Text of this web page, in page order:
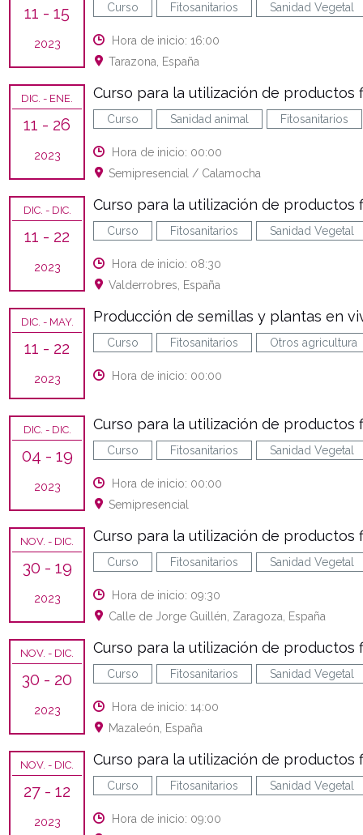
11 - 15
2023
Curso Fitosanitarios Sanidad Vegetal
Hora de inicio: 16:00
Tarazona, España
DIC. - ENE.
11 - 26
2023
Curso para la utilización de productos
Curso Sanidad animal Fitosanitarios
Hora de inicio: 00:00
Semipresencial / Calamocha
DIC. - DIC.
11 - 22
2023
Curso para la utilización de productos
Curso Fitosanitarios Sanidad Vegetal
Hora de inicio: 08:30
Valderrobres, España
DIC. - MAY.
11 - 22
2023
Producción de semillas y plantas en
Curso Fitosanitarios Otros agricultura
Hora de inicio: 00:00
DIC. - DIC.
04 - 19
2023
Curso para la utilización de productos
Curso Fitosanitarios Sanidad Vegetal
Hora de inicio: 00:00
Semipresencial
NOV. - DIC.
30 - 19
2023
Curso para la utilización de productos
Curso Fitosanitarios Sanidad Vegetal
Hora de inicio: 09:30
Calle de Jorge Guillén, Zaragoza, España
NOV. - DIC.
30 - 20
2023
Curso para la utilización de productos
Curso Fitosanitarios Sanidad Vegetal
Hora de inicio: 14:00
Mazaleón, España
NOV. - DIC.
27 - 12
2023
Curso para la utilización de productos
Curso Fitosanitarios Sanidad Vegetal
Hora de inicio: 09:00